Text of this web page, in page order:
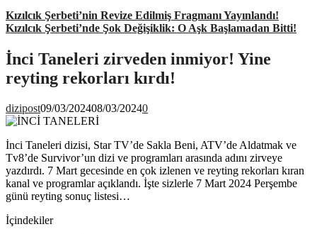
Kızılcık Şerbeti’nin Revize Edilmiş Fragmanı Yayınlandı!
Kızılcık Şerbeti’nde Şok Değişiklik: O Aşk Başlamadan Bitti!
İnci Taneleri zirveden inmiyor! Yine
reyting rekorları kırdı!
dizipost09/03/202408/03/20240
İnci Taneleri dizisi, Star TV’de Sakla Beni, ATV’de Aldatmak ve
Tv8’de Survivor’un dizi ve programları arasında adını zirveye
yazdırdı. 7 Mart gecesinde en çok izlenen ve reyting rekorları kıran
kanal ve programlar açıklandı. İşte sizlerle 7 Mart 2024 Perşembe
günü reyting sonuç listesi…
İçindekiler